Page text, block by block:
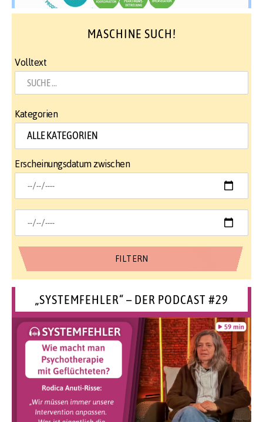
MASCHINE SUCH!
Volltext
Kategorien
Erscheinungsdatum zwischen
„SYSTEMFEHLER“ – DER PODCAST #29